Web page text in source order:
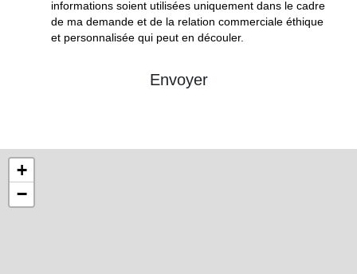
informations soient utilisées uniquement dans le cadre
de ma demande et de la relation commerciale éthique
et personnalisée qui peut en découler.
Envoyer
+
−